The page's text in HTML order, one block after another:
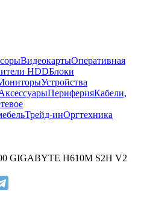
ВидеокартыОперативная
HDDБлоки
Устройства
ПериферияКабели,
Трейд-инОргтехника
GIGABYTE H610M S2H V2